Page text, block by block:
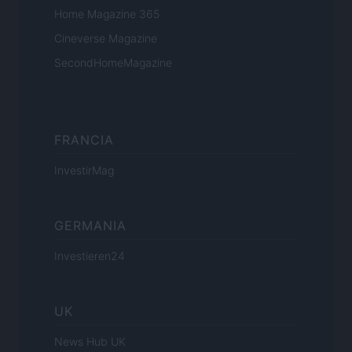
Home Magazine 365
Cineverse Magazine
SecondHomeMagazine
FRANCIA
InvestirMag
GERMANIA
Investieren24
UK
News Hub UK